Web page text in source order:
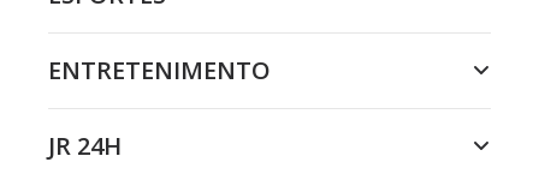
ENTRETENIMENTO
JR 24H